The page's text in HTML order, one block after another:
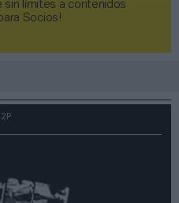
sin límites a contenidos
Socios!​​​​​​​
2P